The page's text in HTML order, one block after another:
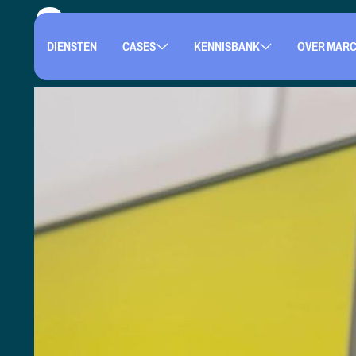
DIENSTEN CASES KENNISBANK OVER
Smove